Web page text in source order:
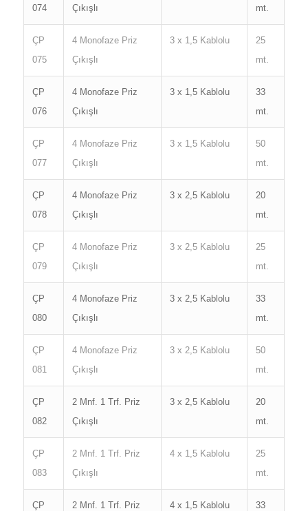
074
Çıkışlı
mt.
ÇP
075
4 Monofaze Priz
Çıkışlı
3 x 1,5 Kablolu
25
mt.
ÇP
076
4 Monofaze Priz
Çıkışlı
3 x 1,5 Kablolu
33
mt.
ÇP
077
4 Monofaze Priz
Çıkışlı
3 x 1,5 Kablolu
50
mt.
ÇP
078
4 Monofaze Priz
Çıkışlı
3 x 2,5 Kablolu
20
mt.
ÇP
079
4 Monofaze Priz
Çıkışlı
3 x 2,5 Kablolu
25
mt.
ÇP
080
4 Monofaze Priz
Çıkışlı
3 x 2,5 Kablolu
33
mt.
ÇP
081
4 Monofaze Priz
Çıkışlı
3 x 2,5 Kablolu
50
mt.
ÇP
082
2 Mnf. 1 Trf. Priz
Çıkışlı
3 x 2,5 Kablolu
20
mt.
ÇP
083
2 Mnf. 1 Trf. Priz
Çıkışlı
4 x 1,5 Kablolu
25
mt.
ÇP
2 Mnf. 1 Trf. Priz
4 x 1,5 Kablolu
33